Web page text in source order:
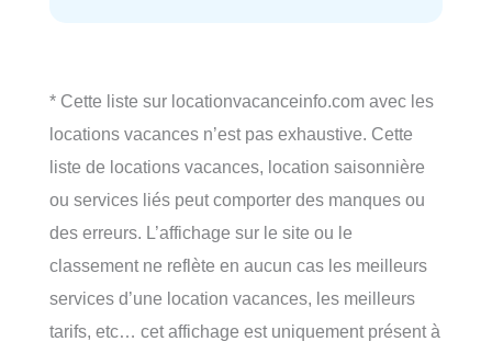
* Cette liste sur locationvacanceinfo.com avec les
locations vacances n’est pas exhaustive. Cette
liste de locations vacances, location saisonnière
ou services liés peut comporter des manques ou
des erreurs. L’affichage sur le site ou le
classement ne reflète en aucun cas les meilleurs
services d’une location vacances, les meilleurs
tarifs, etc… cet affichage est uniquement présent à